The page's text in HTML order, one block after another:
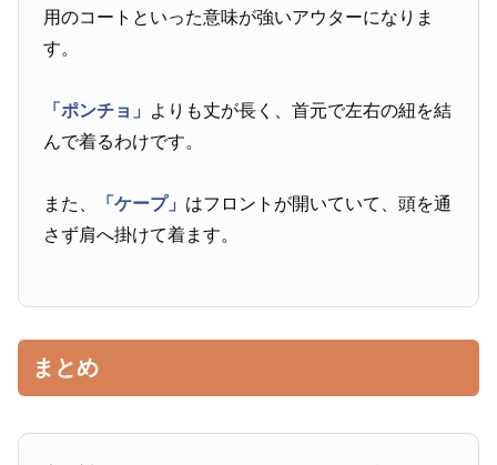
用のコートといった意味が強いアウターになりま
す。
「ポンチョ」 よりも丈が長く、首元で左右の紐を結
んで着るわけです。
また、 「ケープ」 はフロントが開いていて、頭を通
さず肩へ掛けて着ます。
まとめ